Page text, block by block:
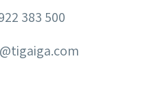
383 500